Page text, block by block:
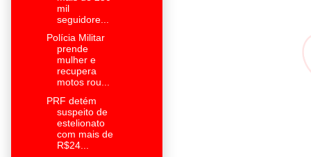
mil
seguidore...
Polícia Militar
prende
mulher e
recupera
motos rou...
PRF detém
suspeito de
estelionato
com mais de
R$24...